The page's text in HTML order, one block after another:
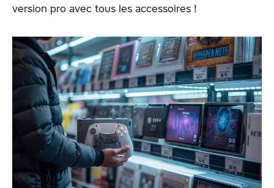
version pro avec tous les accessoires !